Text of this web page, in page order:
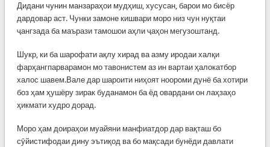
Дидани чунин манзараҳои мудҳиш, хусусан, барои мо бисёр
дардовар аст. Чунки замоне кишвари моро низ чун нуқтаи
ҷангзада ба маърази тамошои аҳли ҷаҳон мегузоштанд.
Шукр, ки ба шарофати ақлу хирад ва азму иродаи халқи
фарҳангпарварамон мо тавонистем аз ин вартаи ҳалокатбор
халос шавем.Вале дар шароити ниҳоят ноороми дунё ба хотири
боз ҳам ҳушёру зирак буданамон ба ёд овардани он лаҳзаҳо
ҳикмати худро дорад.
Моро ҳам доираҳои муайяни манфиатдор дар вақташ бо
сӯйистифодаи дину эътиқод ва бо мақсади бунёди давлати